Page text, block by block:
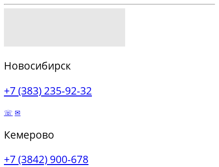
Новосибирск
+7 (383) 235-92-32
☏ ✉
Кемерово
+7 (3842) 900-678